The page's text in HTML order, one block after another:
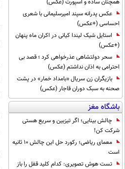
همچنان ساده و اسپورت (عکس)
عکس پدرانه سپند امیرسلیمانی با شعری
احساسی (+عکس)
استایل شیک لیندا کیانی در اکران ماه پنهان
(+عکس)
سحر دولتشاهی عذرخواهی کرد ؛ قصد بی
احترامی به اذان نداشتم (عکس)
بازیگران زن سریال «بامداد خمار» در پشت
صحنه به سبک دوران قاجار (عکس)
باشگاه مغز
چالش بینایی؛ اگر تیزبین و سریع هستی
شرکت کن!
معمای ریاضی؛ رکورد حل این چالش 10 ثانیه
است
تست هوش تصویری: کدام کلید قفل را باز